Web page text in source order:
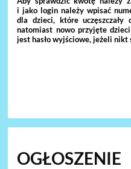
i jako login należy wpisać
dla dzieci, które uczęszczały
natomiast nowo przyjęte
jest hasło wyjściowe, jeżeli nikt
OGŁOSZENIE